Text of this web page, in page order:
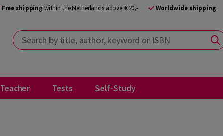
Free shipping within the Netherlands above € 20,- Worldwide shipping
Search by title, author, keyword or ISBN
Teacher Tests Self-Study